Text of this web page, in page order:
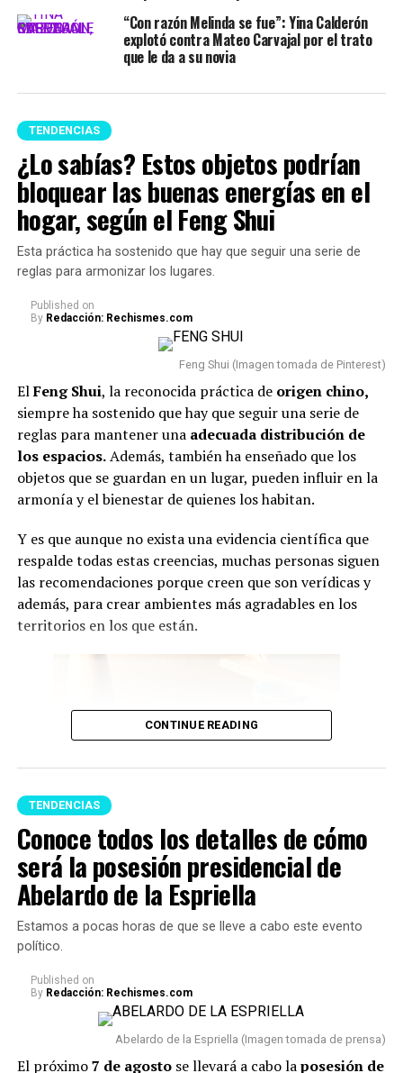
“Con razón Melinda se fue”: Yina Calderón
explotó contra Mateo Carvajal por el trato
que le da a su novia
TENDENCIAS
¿Lo sabías? Estos objetos podrían
bloquear las buenas energías en el
hogar, según el Feng Shui
Esta práctica ha sostenido que hay que seguir una serie de
reglas para armonizar los lugares.
Published on
By Redacción: Rechismes.com
Feng Shui (Imagen tomada de Pinterest)
ElFeng Shui, la reconocida práctica deorigen chino,
siempre ha sostenido que hay que seguir una serie de
reglas para mantener unaadecuada distribución de
los espacios.Además, también ha enseñado que los
objetos que se guardan en un lugar, pueden influir en la
armonía y el bienestar de quienes los habitan.
Y es que aunque no exista una evidencia científica que
respalde todas estas creencias, muchas personas siguen
las recomendaciones porque creen que son verídicas y
además, para crear ambientes más agradables en los
territorios en los que están.
Feng Shui (Imagen tomada de Pinterest)
A continuación te presentamos algunos consejos,
respecto a qué
1. Uno de los principales reglas esevitar acumular
objetos rotos o dañados. Cosas como espejos partidos,
relojes que no funcionan o electrodomésticos sin
CONTINUE READING
TENDENCIAS
Conoce todos los detalles de cómo
será la posesión presidencial de
Abelardo de la Espriella
Estamos a pocas horas de que se lleve a cabo este evento
político.
Published on
By Redacción: Rechismes.com
Abelardo de la Espriella (Imagen tomada de prensa)
El próximo7 de agostose llevará a cabo laposesión de